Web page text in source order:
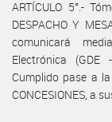
ARTÍCULO 5°.-
DESPACHO Y
comunicará
Electrónica (GDE
Cumplido pase a la
CONCESIONES, a